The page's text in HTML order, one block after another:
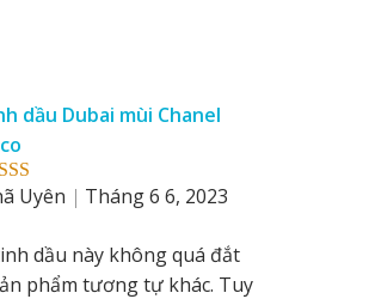
5out
dầu Dubai mùi Chanel
Uyên
Tháng 6 6, 2023
dầu này không quá đắt
phẩm tương tự khác. Tuy